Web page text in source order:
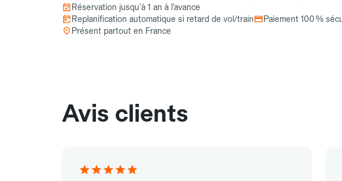
Réservation jusqu’à 1 an à l’avance
Replanification automatique si retard de vol/train
Paiement 100 %
Présent partout en France
Avis clients